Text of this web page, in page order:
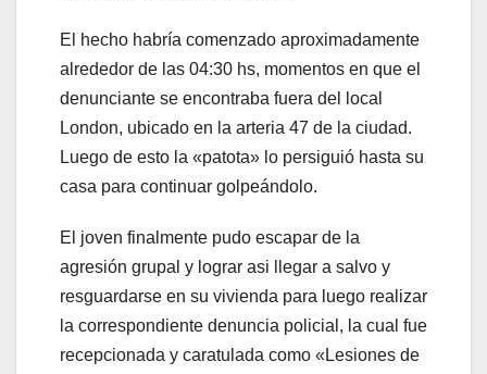
El hecho habría comenzado aproximadamente
alrededor de las 04:30 hs, momentos en que el
denunciante se encontraba fuera del local
London, ubicado en la arteria 47 de la ciudad.
Luego de esto la «patota» lo persiguió hasta su
casa para continuar golpeándolo.
El joven finalmente pudo escapar de la
agresión grupal y lograr asi llegar a salvo y
resguardarse en su vivienda para luego realizar
la correspondiente denuncia policial, la cual fue
recepcionada y caratulada como «Lesiones de